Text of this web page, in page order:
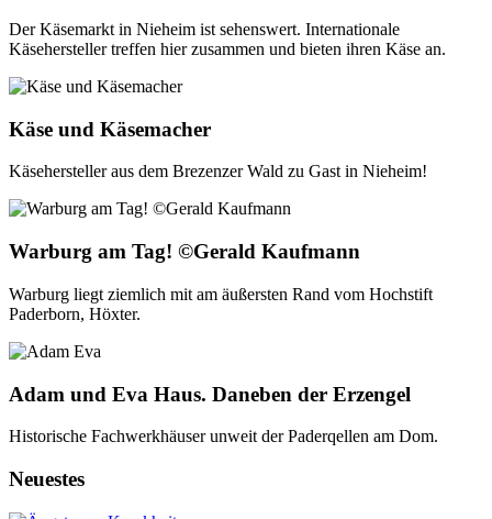
Der Käsemarkt in Nieheim ist sehenswert. Internationale
Käsehersteller treffen hier zusammen und bieten ihren Käse an.
Käse und Käsemacher
Käsehersteller aus dem Brezenzer Wald zu Gast in Nieheim!
Warburg am Tag! ©Gerald Kaufmann
Warburg liegt ziemlich mit am äußersten Rand vom Hochstift
Paderborn, Höxter.
Adam und Eva Haus. Daneben der Erzengel
Historische Fachwerkhäuser unweit der Paderqellen am Dom.
Neuestes